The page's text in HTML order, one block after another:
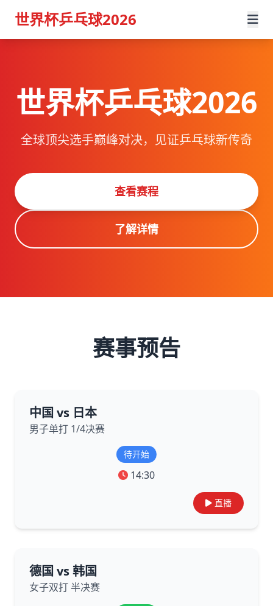
世界杯乒乓球2026
世界杯乒乓球2026
全球顶尖选手巅峰对决，见证乒乓球新传奇
查看赛程
了解详情
赛事预告
中国 vs 日本
男子单打 1/4决赛
待开始
14:30
直播
德国 vs 韩国
女子双打 半决赛